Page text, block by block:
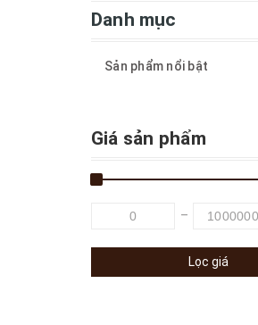
Danh mục
Sản phẩm nổi bật
Giá sản phẩm
Lọc giá